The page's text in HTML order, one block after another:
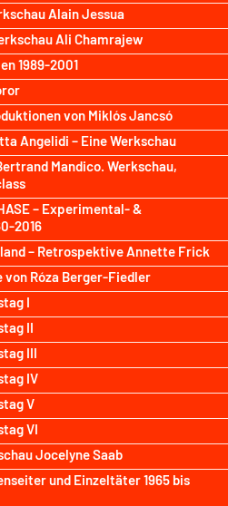
Alain Jessua
Ali Chamrajew
1989-2001
von Miklós Jancsó
Angelidi – Eine Werkschau
Mandico. Werkschau,
– Experimental- &
2016
– Retrospektive Annette Frick
Róza Berger-Fiedler
I
II
III
IV
V
VI
Jocelyne Saab
und Einzeltäter 1965 bis